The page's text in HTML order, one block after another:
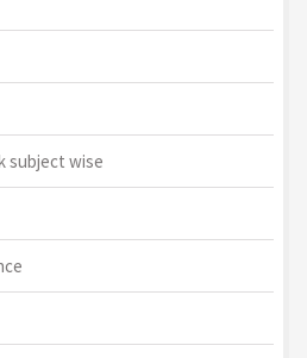
subject wise